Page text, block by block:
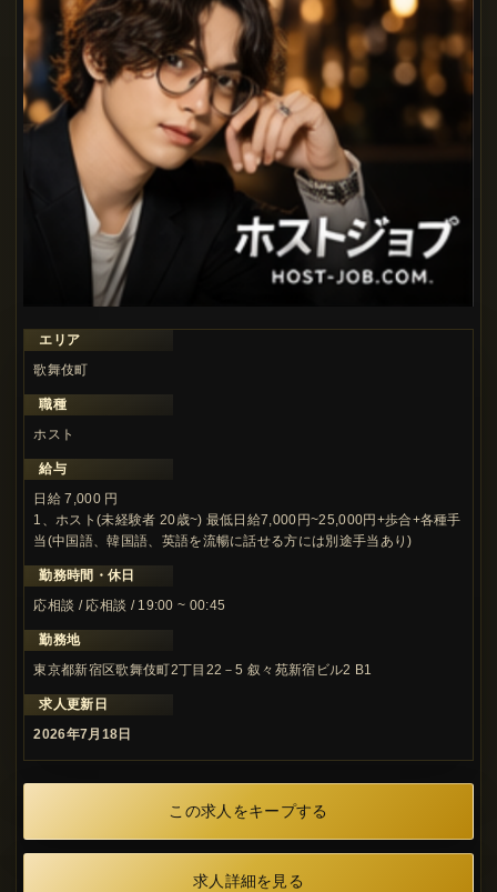
エリア
歌舞伎町
職種
ホスト
給与
日給 7,000 円
1、ホスト(未経験者 20歳~) 最低日給7,000円~25,000円+歩合+各種手
当(中国語、韓国語、英語を流暢に話せる方には別途手当あり)
勤務時間・休日
応相談 / 応相談 / 19:00 ~ 00:45
勤務地
東京都新宿区歌舞伎町2丁目22－5 叙々苑新宿ビル2 B1
求人更新日
2026年7月18日
この求人をキープする
求人詳細を見る